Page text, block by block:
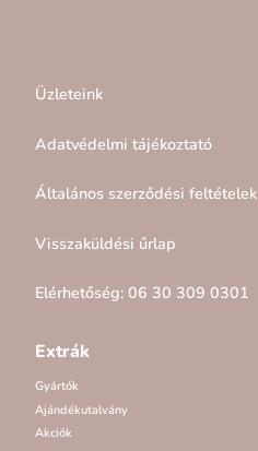
Üzleteink
Adatvédelmi tájékoztató
Általános szerződési feltételek
Visszaküldési űrlap
Elérhetőség: 06 30 309 0301
Extrák
Gyártók
Ajándékutalvány
Akciók